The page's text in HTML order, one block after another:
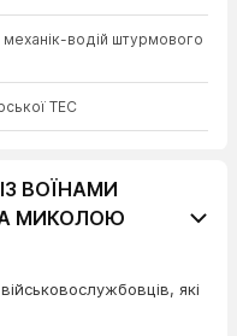
водій штурмового
ТЕС
ВОЇНАМИ
МИКОЛОЮ
які